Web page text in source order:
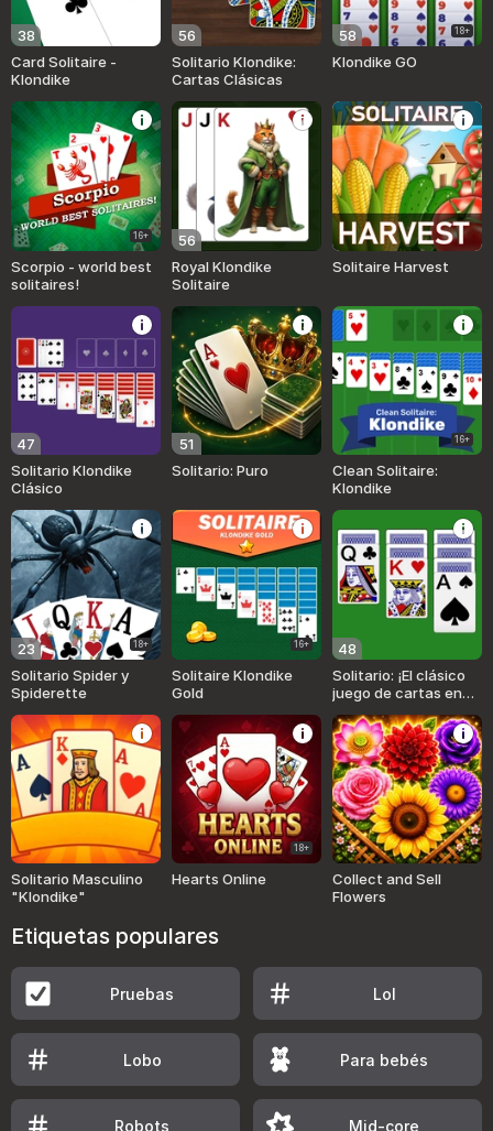
38
Card Solitaire -
Klondike
56
Solitario Klondike:
Cartas Clásicas
58 18+
Klondike GO
16+
Scorpio - world best
solitaires!
56
Royal Klondike
Solitaire
Solitaire Harvest
47
Solitario Klondike
Clásico
51
Solitario: Puro
16+
Clean Solitaire:
Klondike
23 18+
Solitario Spider y
Spiderette
16+
Solitaire Klondike
Gold
48
Solitario: ¡El clásico
juego de cartas en
Solitario Masculino
"Klondike"
18+
Hearts Online
Collect and Sell
Flowers
Etiquetas populares
Pruebas Lol
Lobo Para bebés
Robots Mid-core